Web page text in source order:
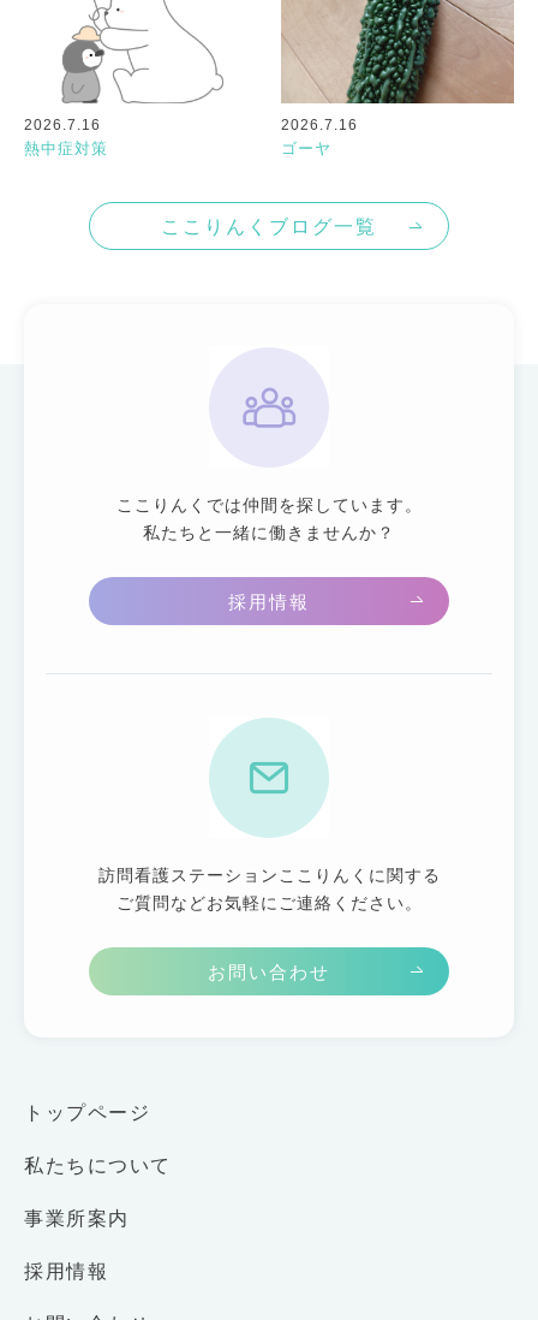
2026.7.16
熱中症対策
2026.7.16
ゴーヤ
ここりんくブログ一覧
ここりんくでは仲間を探しています。
私たちと一緒に働きませんか？
採用情報
訪問看護ステーションここりんくに関する
ご質問などお気軽にご連絡ください。
お問い合わせ
トップページ
私たちについて
事業所案内
採用情報